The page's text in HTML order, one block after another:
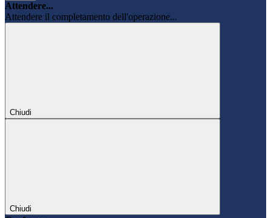
Attendere...
Attendere il completamento dell'operazione...
Chiudi
Chiudi